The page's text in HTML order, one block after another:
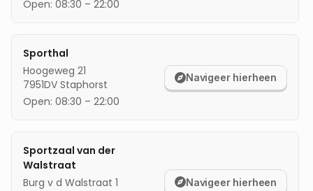
Open: 08:30 – 22:00
Sporthal
Hoogeweg 21
7951DV Staphorst
Open: 08:30 – 22:00
Navigeer hierheen
Sportzaal van der
Walstraat
Burg v d Walstraat 1
Navigeer hierheen